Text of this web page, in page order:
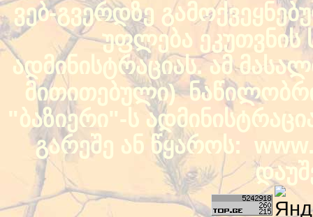
ვებ-გვერდზე
უფლება ეკუთვნის
ადმინისტრაციას. ამ
მითითებული)
"ბაზიერი"-ს
გარეშე ან წყაროს: